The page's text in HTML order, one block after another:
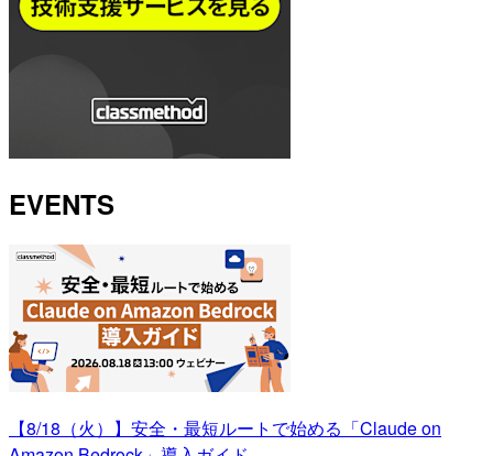
EVENTS
【8/18（火）】安全・最短ルートで始める「Claude on